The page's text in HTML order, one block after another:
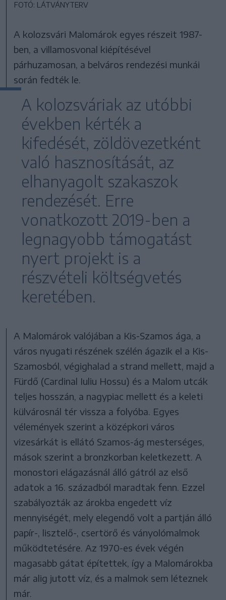
FOTÓ: LÁTVÁNYTERV
A kolozsvári Malomárok egyes részeit 1987-
ben, a villamosvonal kiépítésével
párhuzamosan, a belváros rendezési munkái
során fedték le.
A kolozsváriak az utóbbi
években kérték a
kifedését, zöldövezetként
való hasznosítását, az
elhanyagolt szakaszok
rendezését. Erre
vonatkozott 2019-ben a
legnagyobb támogatást
nyert projekt is a
részvételi költségvetés
keretében.
A Malomárok valójában a Kis-Szamos ága, a
város nyugati részének szélén ágazik el a Kis-
Szamosból, végighalad a strand mellett, majd a
Fürdő (Cardinal Iuliu Hossu) és a Malom utcák
teljes hosszán, a nagypiac mellett és a keleti
külvárosnál tér vissza a folyóba. Egyes
vélemények szerint a középkori város
vizesárkát is ellátó Szamos-ág mesterséges,
mások szerint a bronzkorban keletkezett. A
monostori elágazásnál álló gátról az első
adatok a 16. századból maradtak fenn. Ezzel
szabályozták az árokba engedett víz
mennyiségét, mely elegendő volt a partján álló
papír-, lisztelő-, csertörő és ványolómalmok
működtetésére. Az 1970-es évek végén
magasabb gátat építettek, így a Malomárokba
már alig jutott víz, és a malmok sem léteznek
már.